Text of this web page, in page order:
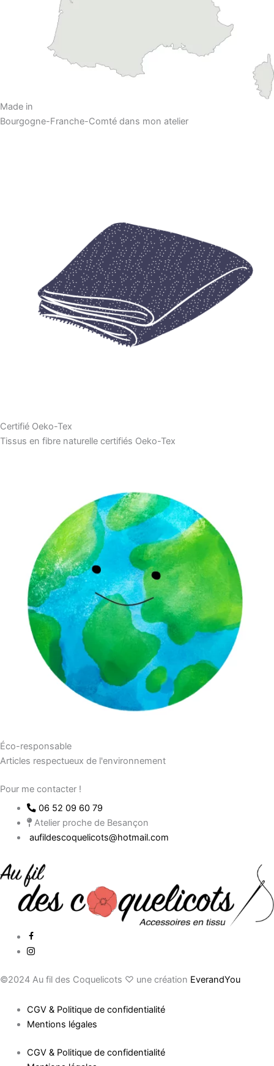
Made in
Bourgogne-Franche-Comté dans mon atelier
Certifié Oeko-Tex
Tissus en fibre naturelle certifiés Oeko-Tex
Éco-responsable
Articles respectueux de l'environnement
Pour me contacter !
06 52 09 60 79
Atelier proche de Besançon
aufildescoquelicots@hotmail.com
©2024 Au fil des Coquelicots ♡ une création EverandYou
CGV & Politique de confidentialité
Mentions légales
CGV & Politique de confidentialité